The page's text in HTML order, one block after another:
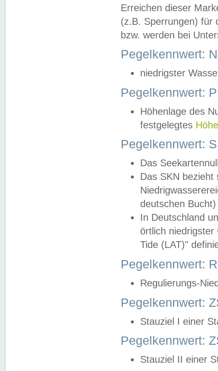
Erreichen dieser
(z.B. Sperrungen) für
bzw. werden bei
Pegelkennwert:
niedrigster
Pegelkennwert:
Höhenlage des
festgelegtes
Pegelkennwert:
Das
Das SKN
deutschen
In Deutschland
örtlich
Tide (LAT)"
Pegelkennwert:
Regulierungs-
Pegelkennwert:
Stauziel I einer
Pegelkennwert:
Stauziel II einer